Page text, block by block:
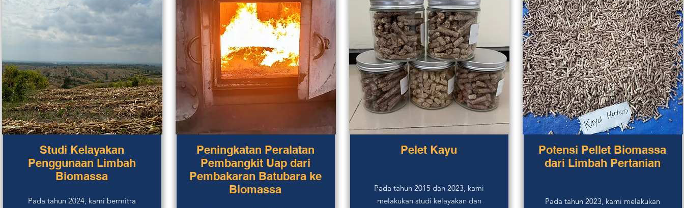
Studi Kelayakan
Penggunaan Limbah
Biomassa
Pada tahun 2024, kami bermitra
Peningkatan Peralatan
Pembangkit Uap dari
Pembakaran Batubara ke
Biomassa
Pelet Kayu
Pada tahun 2015 dan 2023, kami
melakukan studi kelayakan dan
Potensi Pellet Biomassa
dari Limbah Pertanian
Pada tahun 2023, kami melakukan